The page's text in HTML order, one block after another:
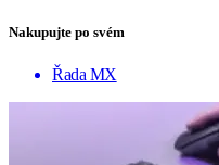
Nakupujte po svém
Řada MX